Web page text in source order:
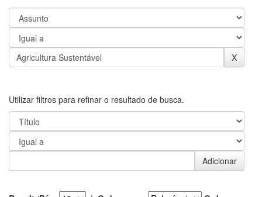
Utilizar filtros para refinar o resultado de busca.